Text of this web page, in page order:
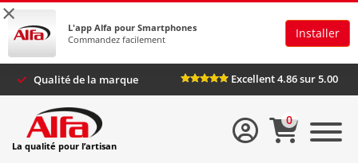
×
L'app Alfa pour Smartphones
Commandez facilement
Installer
Qualité de la marque Excellent 4.86 sur 5.00
La qualité pour l’artisan
0